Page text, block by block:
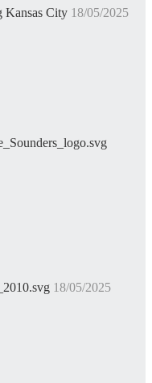
18/05/2025
18/05/2025